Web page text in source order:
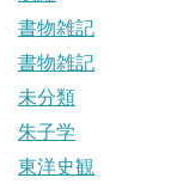
書物雑記
書物雑記
未分類
朱子学
東洋史観